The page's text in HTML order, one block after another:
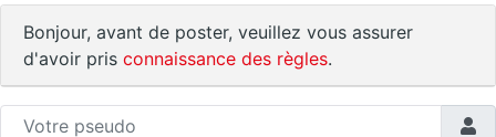
Bonjour, avant de poster, veuillez vous assurer
d'avoir pris connaissance des règles.